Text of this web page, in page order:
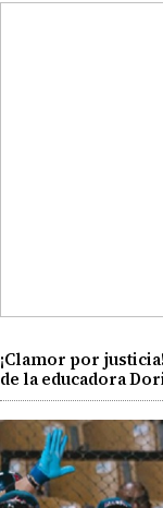
¡Clamor por
de la educadora